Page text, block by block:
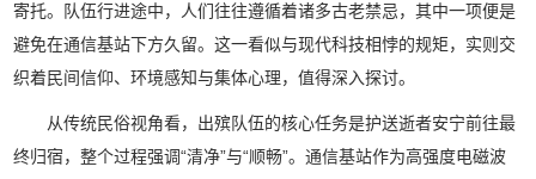
寄托。队伍行进途中，人们往往遵循着诸多古老禁忌，其中一项便是
避免在通信基站下方久留。这一看似与现代科技相悖的规矩，实则交
织着民间信仰、环境感知与集体心理，值得深入探讨。
从传统民俗视角看，出殡队伍的核心任务是护送逝者安宁前往最
终归宿，整个过程强调“清净”与“顺畅”。通信基站作为高强度电磁波